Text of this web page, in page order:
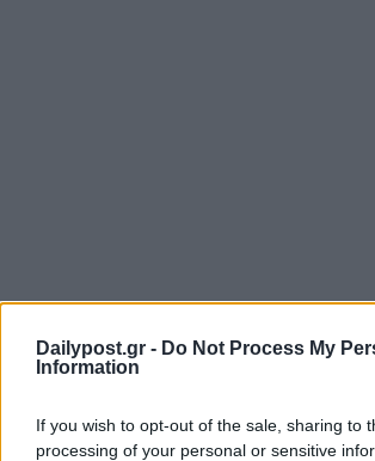
Dailypost.gr - Do Not Process My
Information
If you wish to opt-out of the sale, sharing to
processing of your personal or sensitive